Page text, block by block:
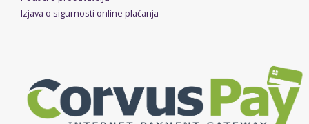
Izjava o sigurnosti online plaćanja